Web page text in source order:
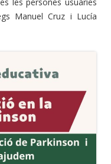
Manuel Cruz i Lucía